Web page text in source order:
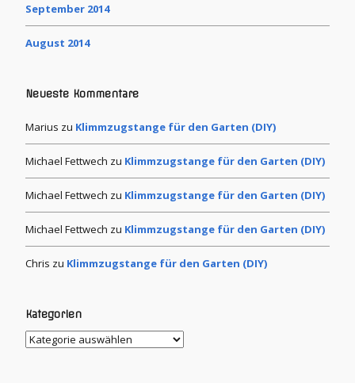
September 2014
August 2014
Neueste Kommentare
Marius zu Klimmzugstange für den Garten (DIY)
Michael Fettwech zu Klimmzugstange für den Garten (DIY)
Michael Fettwech zu Klimmzugstange für den Garten (DIY)
Michael Fettwech zu Klimmzugstange für den Garten (DIY)
Chris zu Klimmzugstange für den Garten (DIY)
Kategorien